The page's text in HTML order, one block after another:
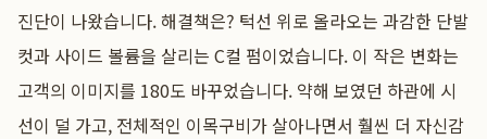
진단이 나왔습니다. 해결책은? 턱선 위로 올라오는 과감한 단발
컷과 사이드 볼륨을 살리는 C컬 펌이었습니다. 이 작은 변화는
고객의 이미지를 180도 바꾸었습니다. 약해 보였던 하관에 시
선이 덜 가고, 전체적인 이목구비가 살아나면서 훨씬 더 자신감